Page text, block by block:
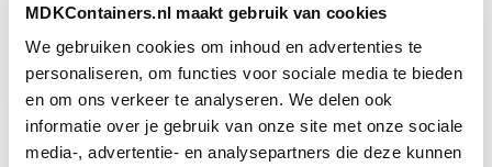
MDKContainers.nl maakt gebruik van cookies
We gebruiken cookies om inhoud en advertenties te
personaliseren, om functies voor sociale media te bieden
en om ons verkeer te analyseren. We delen ook
informatie over je gebruik van onze site met onze sociale
media-, advertentie- en analysepartners die deze kunnen
Door ons grote netwerk hebben wij voor elke afvalsoort
de juiste bestemming.